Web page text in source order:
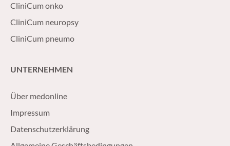
CliniCum onko
CliniCum neuropsy
CliniCum pneumo
UNTERNEHMEN
Über medonline
Impressum
Datenschutzerklärung